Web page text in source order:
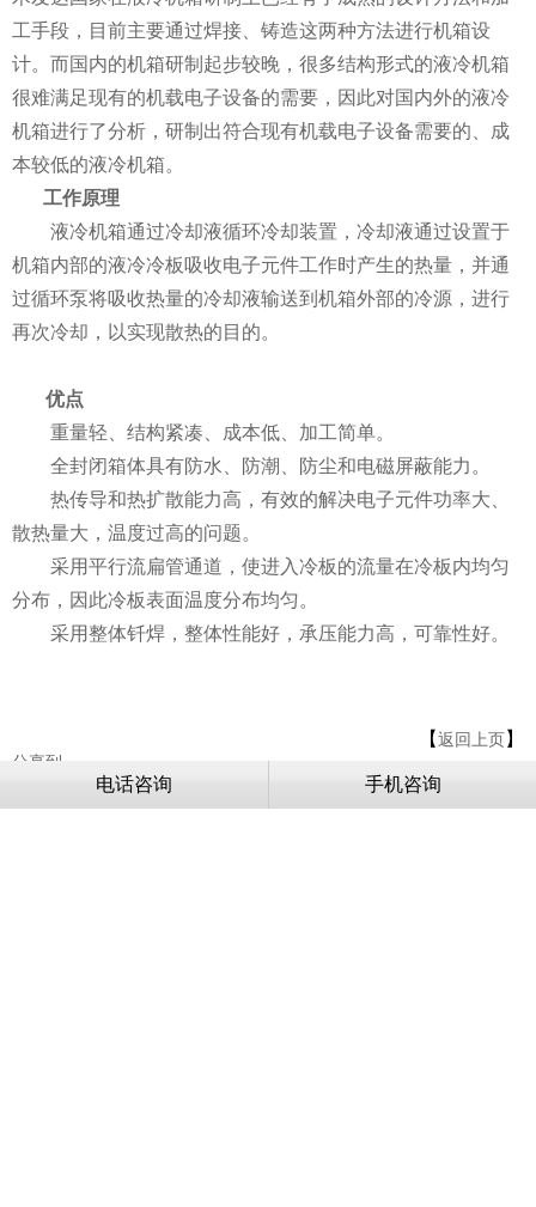
工手段，目前主要通过焊接、铸造这两种方法进行机箱设
计。而国内的机箱研制起步较晚，很多结构形式的液冷机箱
很难满足现有的机载电子设备的需要，因此对国内外的液冷
机箱进行了分析，研制出符合现有机载电子设备需要的、成
本较低的液冷机箱。
工作原理
液冷机箱通过冷却液循环冷却装置，冷却液通过设置于
机箱内部的液冷冷板吸收电子元件工作时产生的热量，并通
过循环泵将吸收热量的冷却液输送到机箱外部的冷源，进行
再次冷却，以实现散热的目的。
优点
重量轻、结构紧凑、成本低、加工简单。
全封闭箱体具有防水、防潮、防尘和电磁屏蔽能力。
热传导和热扩散能力高，有效的解决电子元件功率大、
散热量大，温度过高的问题。
采用平行流扁管通道，使进入冷板的流量在冷板内均匀
分布，因此冷板表面温度分布均匀。
采用整体钎焊，整体性能好，承压能力高，可靠性好。
分享到
【 返回上页 】
电话咨询 手机咨询